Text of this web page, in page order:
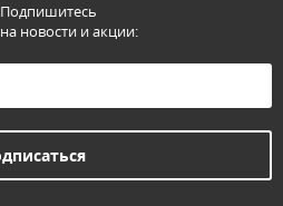
Подпишитесь
на новости и акции: